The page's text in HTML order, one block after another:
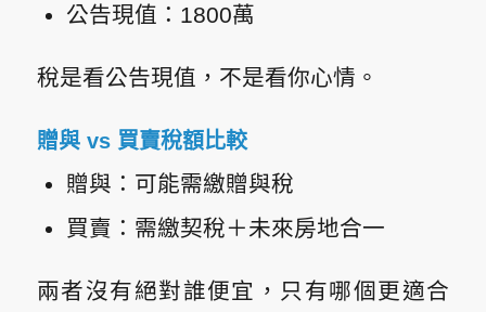
公告現值：1800萬
稅是看公告現值，不是看你心情。
贈與 vs 買賣稅額比較
贈與：可能需繳贈與稅
買賣：需繳契稅＋未來房地合一
兩者沒有絕對誰便宜，只有哪個更適合